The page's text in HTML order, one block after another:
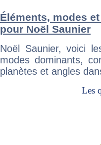
Éléments, modes
pour Noël Saunier
Noël Saunier, voici
modes dominants,
planètes et angles